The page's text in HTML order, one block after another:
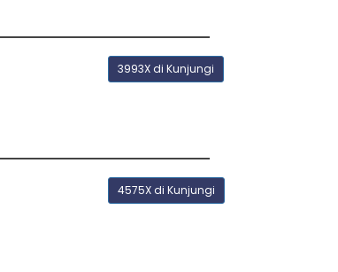
3993X di Kunjungi
4575X di Kunjungi